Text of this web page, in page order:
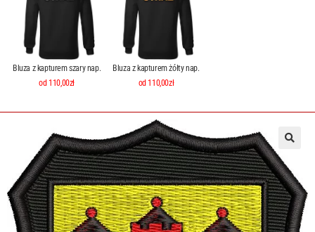
Bluza z kapturem szary nap.
od 110,00zł
Bluza z kapturem żółty nap.
od 110,00zł